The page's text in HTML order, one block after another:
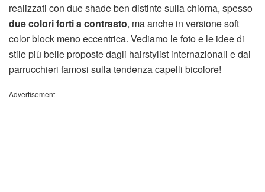
realizzati con due shade ben distinte sulla chioma, spesso
due colori forti a contrasto, ma anche in versione soft
color block meno eccentrica. Vediamo le foto e le idee di
stile più belle proposte dagli hairstylist internazionali e dai
parrucchieri famosi sulla tendenza capelli bicolore!
Advertisement